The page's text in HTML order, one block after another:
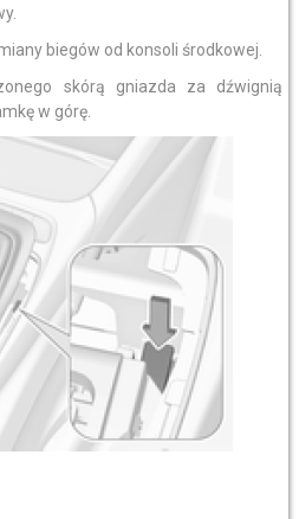
biegów od konsoli środkowej.
skórą gniazda za dźwignią
w górę.